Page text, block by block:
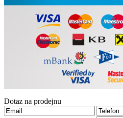
Dotaz na prodejnu